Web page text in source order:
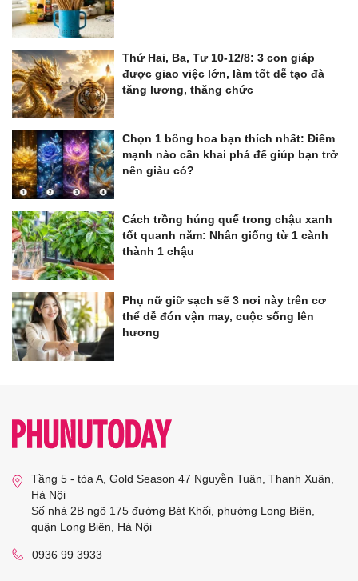
Thứ Hai, Ba, Tư 10-12/8: 3 con giáp
được giao việc lớn, làm tốt dễ tạo đà
tăng lương, thăng chức
Chọn 1 bông hoa bạn thích nhất: Điểm
mạnh nào cần khai phá để giúp bạn trở
nên giàu có?
Cách trồng húng quế trong chậu xanh
tốt quanh năm: Nhân giống từ 1 cành
thành 1 chậu
Phụ nữ giữ sạch sẽ 3 nơi này trên cơ
thể dễ đón vận may, cuộc sống lên
hương
Tầng 5 - tòa A, Gold Season 47 Nguyễn Tuân, Thanh Xuân,
Hà Nội
Số nhà 2B ngõ 175 đường Bát Khối, phường Long Biên,
quận Long Biên, Hà Nội
0936 99 3933